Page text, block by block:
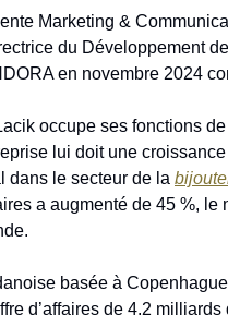
Marketing &
du Développement
en novembre 2024
occupe ses fonctions
lui doit une
dans le secteur de la
a augmenté de 45 %,
basée à
d’affaires de 4.2 milliards